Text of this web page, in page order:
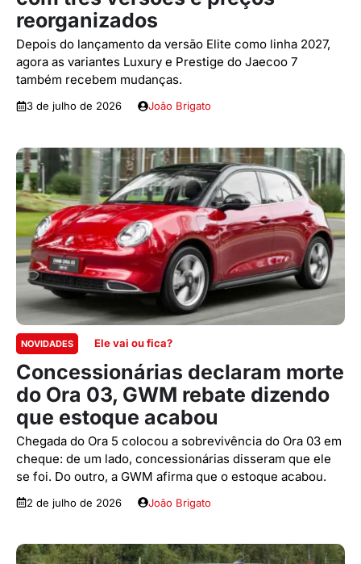
reorganizados
Depois do lançamento da versão Elite como linha 2027,
agora as variantes Luxury e Prestige do Jaecoo 7
também recebem mudanças.
3 de julho de 2026 João Brigato
NOVIDADES Ele vai ou fica?
Concessionárias declaram morte
do Ora 03, GWM rebate dizendo
que estoque acabou
Chegada do Ora 5 colocou a sobrevivência do Ora 03 em
cheque: de um lado, concessionárias disseram que ele
se foi. Do outro, a GWM afirma que o estoque acabou.
2 de julho de 2026 João Brigato